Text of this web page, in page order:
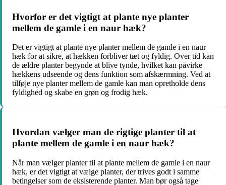
Hvorfor er det vigtigt at plante nye planter
mellem de gamle i en naur hæk?
Det er vigtigt at plante nye planter mellem de gamle i en naur
hæk for at sikre, at hækken forbliver tæt og fyldig. Over tid kan
de ældre planter begynde at blive tynde, hvilket kan påvirke
hækkens udseende og dens funktion som afskærmning. Ved at
tilføje nye planter mellem de gamle kan man opretholde dens
fyldighed og skabe en grøn og frodig hæk.
Hvordan vælger man de rigtige planter til at
plante mellem de gamle i en naur hæk?
Når man vælger planter til at plante mellem de gamle i en naur
hæk, er det vigtigt at vælge planter, der trives godt i samme
betingelser som de eksisterende planter. Man bør også tage